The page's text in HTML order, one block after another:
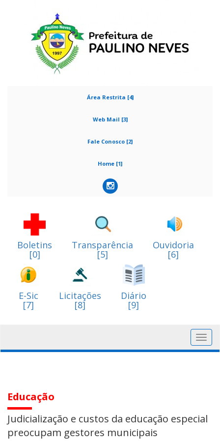
Área Restrita [4]
Web Mail [3]
Fale Conosco [2]
Home [1]
Boletins
[0]
Transparência
[5]
Ouvidoria
[6]
E-Sic
[7]
Licitações
[8]
Diário
[9]
Educação
Judicialização e custos da educação especial
preocupam gestores municipais